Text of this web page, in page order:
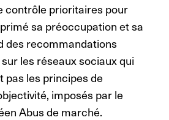
contrôle prioritaires pour
sa préoccupation et sa
des recommandations
les réseaux sociaux qui
pas les principes de
imposés par le
Abus de marché.